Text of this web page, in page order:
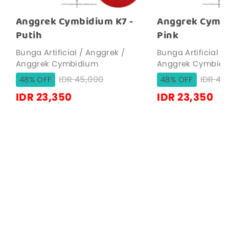
Anggrek Cymbidium K7 -
Putih
Bunga Artificial / Anggrek /
Anggrek Cymbidium
48% OFF
IDR 45,000
IDR 23,350
Anggrek
Pink
Bunga Artificial /
Anggrek
48% OFF
IDR
IDR 23,350